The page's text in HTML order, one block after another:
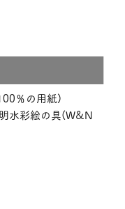
％の用紙)
水彩絵の具(W&N